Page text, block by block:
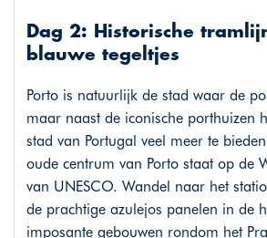
Dag 2: Historische
blauwe tegeltjes
Porto is natuurlijk de stad waar de
maar naast de iconische porthuizen
stad van Portugal veel meer te
oude centrum van Porto staat op de
van UNESCO. Wandel naar het
de prachtige azulejos panelen in de
imposante gebouwen rondom het